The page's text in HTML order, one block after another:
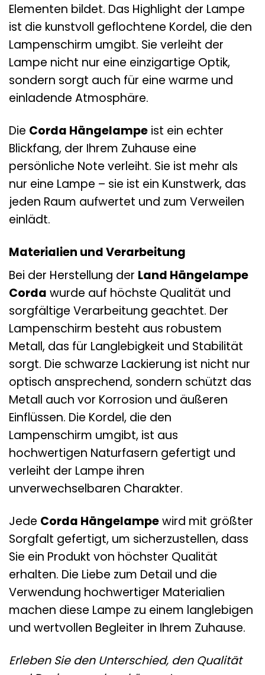
Elementen bildet. Das Highlight der Lampe
ist die kunstvoll geflochtene Kordel, die den
Lampenschirm umgibt. Sie verleiht der
Lampe nicht nur eine einzigartige Optik,
sondern sorgt auch für eine warme und
einladende Atmosphäre.
Die Corda Hängelampe ist ein echter
Blickfang, der Ihrem Zuhause eine
persönliche Note verleiht. Sie ist mehr als
nur eine Lampe – sie ist ein Kunstwerk, das
jeden Raum aufwertet und zum Verweilen
einlädt.
Materialien und Verarbeitung
Bei der Herstellung der Land Hängelampe
Corda wurde auf höchste Qualität und
sorgfältige Verarbeitung geachtet. Der
Lampenschirm besteht aus robustem
Metall, das für Langlebigkeit und Stabilität
sorgt. Die schwarze Lackierung ist nicht nur
optisch ansprechend, sondern schützt das
Metall auch vor Korrosion und äußeren
Einflüssen. Die Kordel, die den
Lampenschirm umgibt, ist aus
hochwertigen Naturfasern gefertigt und
verleiht der Lampe ihren
unverwechselbaren Charakter.
Jede Corda Hängelampewird mit größter
Sorgfalt gefertigt, um sicherzustellen, dass
Sie ein Produkt von höchster Qualität
erhalten. Die Liebe zum Detail und die
Verwendung hochwertiger Materialien
machen diese Lampe zu einem langlebigen
und wertvollen Begleiter in Ihrem Zuhause.
Erleben Sie den Unterschied, den Qualität